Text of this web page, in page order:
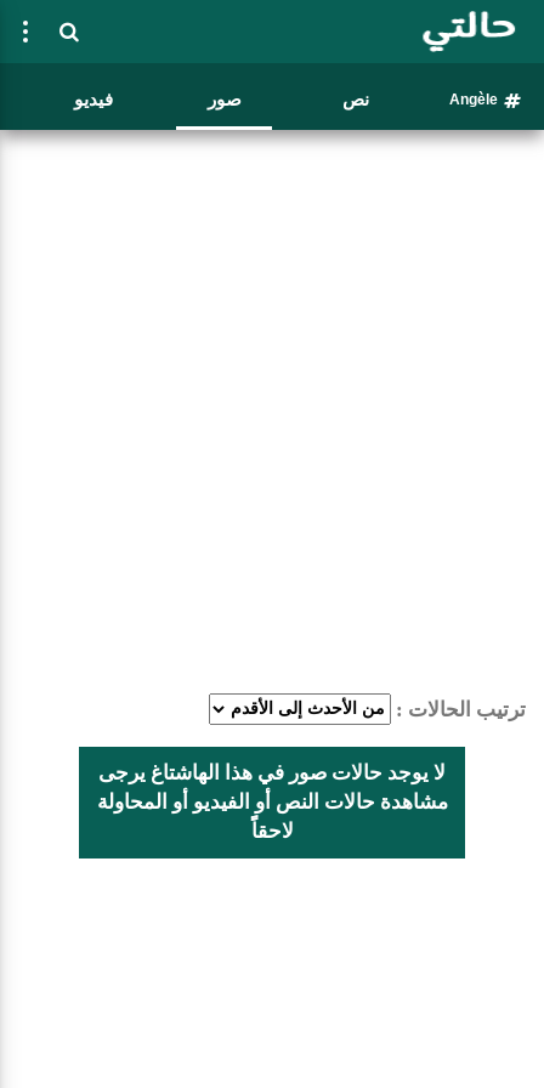
Angèle نص صور فيديو
ترتيب الحالات :
لا يوجد حالات صور في هذا الهاشتاغ يرجى
مشاهدة حالات النص أو الفيديو أو المحاولة
لاحقاًً